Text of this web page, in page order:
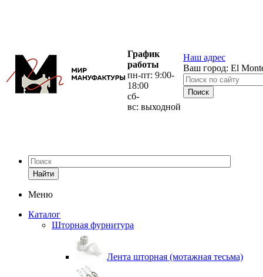
График
работы
пн-пт: 9:00-
18:00
сб-
вс: выходной
Наш адрес
Ваш город: El
Найти
Меню
Каталог
Шторная фурнитура
Лента шторная (мотажная тесьма)